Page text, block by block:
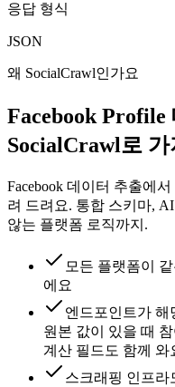
응답 형식
JSON
왜 SocialCrawl인가요
Facebook Profile
SocialCrawl로
Facebook 데이터 추출에
려 드려요. 통합 스키마,
않는 플랫폼 로직까지.
모든 플랫폼이
에요
엔드포인트가 해
원본 값이 있을 때
계산 필드도 함께 와
스크래핑 인프라